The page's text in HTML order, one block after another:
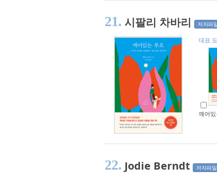
21. 시팔리 차바리 저자파
대표
깨어
22. Jodie Berndt 저자파일